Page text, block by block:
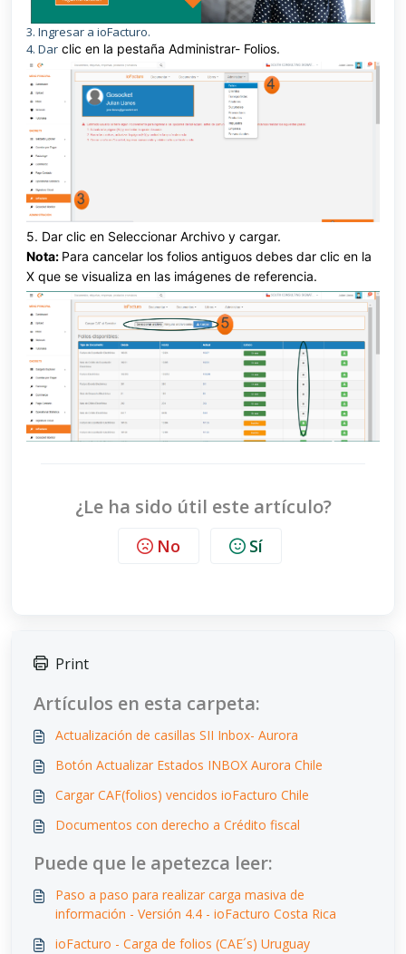
3. Ingresar a ioFacturo.
4. Dar clic en la pestaña Administrar- Folios.
5. Dar clic en Seleccionar Archivo y cargar.
Nota: Para cancelar los folios antiguos debes dar clic en la
X que se visualiza en las imágenes de referencia.
¿Le ha sido útil este artículo?
No Sí
Print
Artículos en esta carpeta:
Actualización de casillas SII Inbox- Aurora
Botón Actualizar Estados INBOX Aurora Chile
Cargar CAF(folios) vencidos ioFacturo Chile
Documentos con derecho a Crédito fiscal
Puede que le apetezca leer:
Paso a paso para realizar carga masiva de
información - Versión 4.4 - ioFacturo Costa Rica
ioFacturo - Carga de folios (CAE´s) Uruguay